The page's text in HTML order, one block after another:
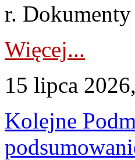
r. Dokumenty
Więcej...
15 lipca
Kolejne